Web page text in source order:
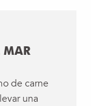
MAR
de carne
una